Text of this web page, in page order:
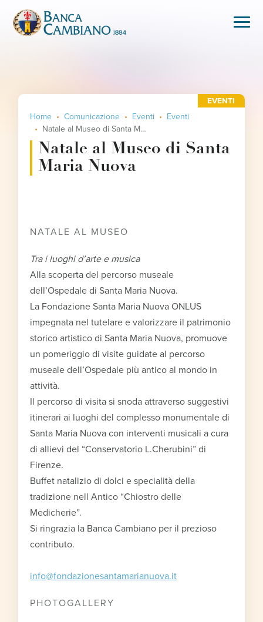
Home Comunicazione Eventi
Eventi
Natale al Museo di Santa Maria Nuova
Natale al Museo di Santa
Maria Nuova
EVENTI
NATALE AL MUSEO
Tra i luoghi d’arte e musica
Alla scoperta del percorso museale
dell’Ospedale di Santa Maria Nuova.
La Fondazione Santa Maria Nuova ONLUS
impegnata nel tutelare e valorizzare il patrimonio
storico artistico di Santa Maria Nuova, promuove
un pomeriggio di visite guidate al percorso
museale dell’Ospedale più antico al mondo in
attività.
Il percorso di visita si snoda attraverso suggestivi
itinerari ai luoghi del complesso monumentale di
Santa Maria Nuova con interventi musicali a cura
di allievi del “Conservatorio L.Cherubini” di
Firenze.
Buffet natalizio di dolci e specialità della
tradizione nell Antico “Chiostro delle
Medicherie”.
Si ringrazia la Banca Cambiano per il prezioso
contributo.
info@fondazionesantamarianuova.it
PHOTOGALLERY